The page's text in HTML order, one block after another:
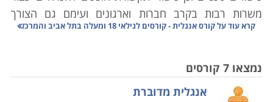
משרות רבות בקרב חברות וארגונים ועימם גם הצורך
בשליטה ומיומנות בשפה האנגלית. רוב המסחר העולמי
האנגלית. חברות ברחבי העולם תרות אחר עובדים הבקיאים
בשפה ואשר מסוגלים לתקשר בה באופן שוטף.
קרא עוד עלקורס אנגלית - קורסים לגילאי 18 ומעלה בתל אביב והמרכז
נמצאו 7 קורסים
אנגלית מדוברת